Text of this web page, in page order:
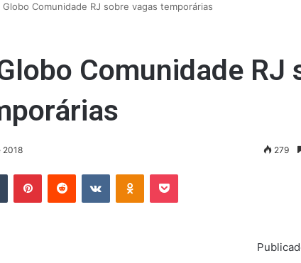
Globo Comunidade RJ sobre vagas temporárias
Comunidade RJ
2018 279
Tumblr PinterestReddit VK OK Pocket